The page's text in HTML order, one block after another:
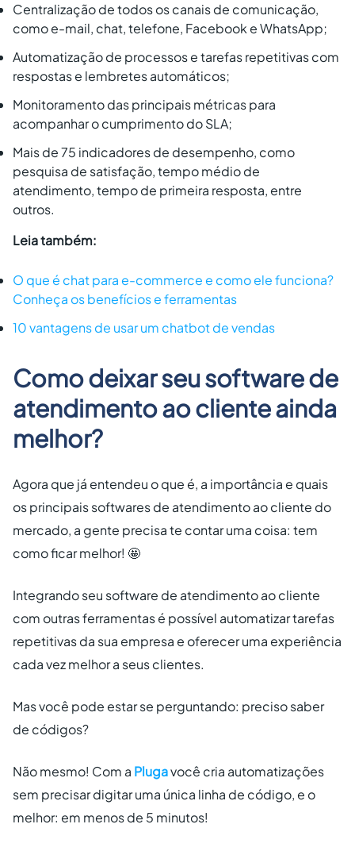
Centralização de todos os canais de comunicação,
como e-mail, chat, telefone, Facebook e WhatsApp;
Automatização de processos e tarefas repetitivas com
respostas e lembretes automáticos;
Monitoramento das principais métricas para
acompanhar o cumprimento do SLA;
Mais de 75 indicadores de desempenho, como
pesquisa de satisfação, tempo médio de
atendimento, tempo de primeira resposta, entre
outros.
Leia também:
O que é chat para e-commerce e como ele funciona?
Conheça os benefícios e ferramentas
10 vantagens de usar um chatbot de vendas
Como deixar seu software de
atendimento ao cliente ainda
melhor?
Agora que já entendeu o que é, a importância e quais
os principais softwares de atendimento ao cliente do
mercado, a gente precisa te contar uma coisa: tem
como ficar melhor! 🤩
Integrando seu software de atendimento ao cliente
com outras ferramentas é possível automatizar tarefas
repetitivas da sua empresa e oferecer uma experiência
cada vez melhor a seus clientes.
Mas você pode estar se perguntando: preciso saber
de códigos?
Não mesmo! Com a Plugavocê cria automatizações
sem precisar digitar uma única linha de código, e o
melhor: em menos de 5 minutos!